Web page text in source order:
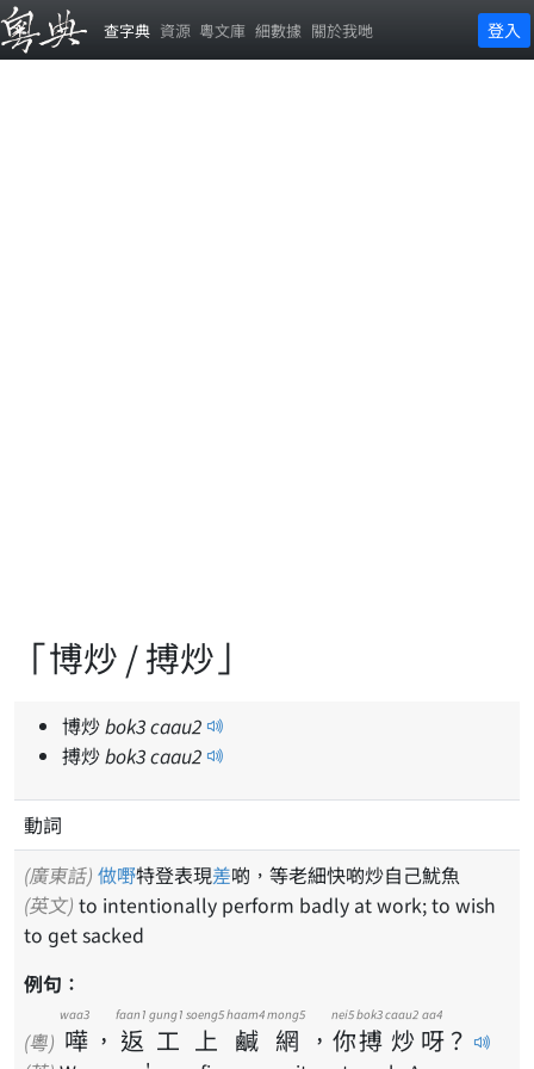
查字典 資源 粵文庫 細數據 關於我哋 登入
「博炒 / 搏炒」
博炒bok3caau2
搏炒bok3caau2
動詞
(廣東話) 做嘢特登表現差啲，等老細快啲炒自己魷魚
(英文)
to get sacked
例句：
(粵) 嘩
waa3
， 返
faan1
工
gung1
上
soeng5
鹹
haam4
網
mong5
， 你
nei5
搏
bok3
炒
caau2
呀
aa4
？